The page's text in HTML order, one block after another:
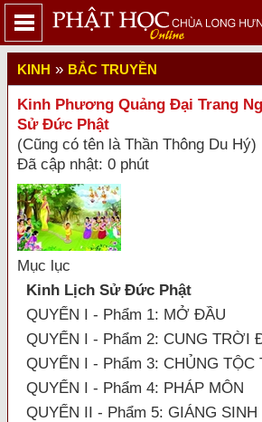
KINH » BẮC TRUYỀN
Kinh Phương Quảng Đại Trang
Sử Đức Phật
(Cũng có tên là Thần Thông Du Hý)
Đã cập nhật: 0 phút
Mục lục
Kinh Lịch Sử Đức Phật
QUYỂN I - Phẩm 1: MỞ ĐẦU
QUYỂN I - Phẩm 2: CUNG TRỜI
QUYỂN I - Phẩm 3: CHỦNG TỘC
QUYỂN I - Phẩm 4: PHÁP MÔN
QUYỂN II - Phẩm 5: GIÁNG SINH